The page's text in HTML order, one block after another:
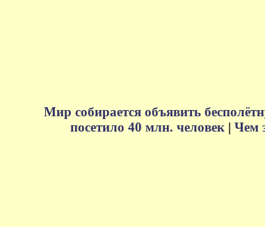
Мир собирается объявить
посетило 40 млн. человек| Чем